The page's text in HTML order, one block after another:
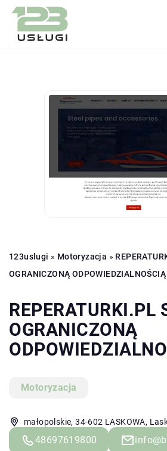
123uslugi » Motoryzacja »
OGRANICZONĄ ODPOWIEDZIALNOŚCIĄ
REPERATURKI.PL
OGRANICZONĄ
Motoryzacja
małopolskie, 34-602 LASKOWA,
48697619800